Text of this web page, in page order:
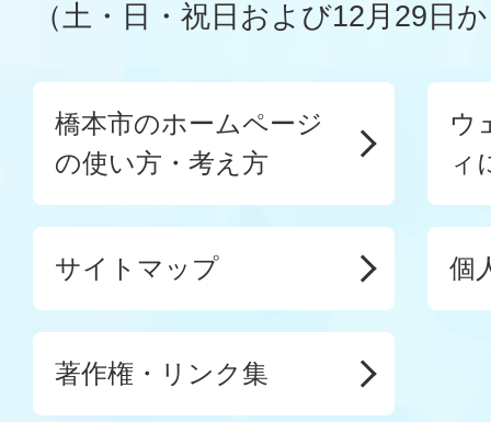
（土・日・祝日および12月29日
橋本市のホームページ
の使い方・考え方
ウ
ィ
サイトマップ 個
著作権・リンク集